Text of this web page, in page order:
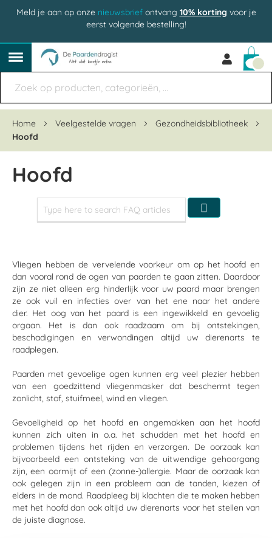
Meld je aan op onze nieuwsbriefontvang 10% korting voor je
eerst volgende bestelling!
Home Veelgestelde vragen
Gezondheidsbibliotheek
Hoofd
Hoofd
Zoeken
Vliegen hebben de vervelende voorkeur om op het hoofd en
dan vooral rond de ogen van paarden te gaan zitten. Daardoor
zijn ze niet alleen erg hinderlijk voor uw paard maar brengen
ze ook vuil en infecties over van het ene naar het andere
dier. Het oog van het paard is een ingewikkeld en gevoelig
orgaan. Het is dan ook raadzaam om bij ontstekingen,
beschadigingen en verwondingen altijd uw dierenarts te
raadplegen.
Paarden met gevoelige ogen kunnen erg veel plezier hebben
van een goedzittend vliegenmasker dat beschermt tegen
zonlicht, stof, stuifmeel, wind en vliegen.
Gevoeligheid op het hoofd en ongemakken aan het hoofd
kunnen zich uiten in o.a. het schudden met het hoofd en
problemen tijdens het rijden en verzorgen. De oorzaak kan
bijvoorbeeld een ontsteking van de uitwendige gehoorgang
zijn, een oormijt of een (zonne-)allergie. Maar de oorzaak kan
ook gelegen zijn in een probleem aan de tanden, kiezen of
elders in de mond. Raadpleeg bij klachten die te maken hebben
met het hoofd dan ook altijd uw dierenarts voor het stellen van
de juiste diagnose.